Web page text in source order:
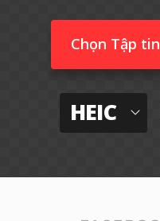
Chọn Tập tin
HEIC